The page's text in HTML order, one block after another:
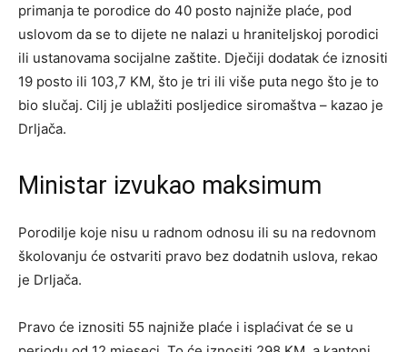
primanja te porodice do 40 posto najniže plaće, pod
uslovom da se to dijete ne nalazi u hraniteljskoj porodici
ili ustanovama socijalne zaštite. Dječiji dodatak će iznositi
19 posto ili 103,7 KM, što je tri ili više puta nego što je to
bio slučaj. Cilj je ublažiti posljedice siromaštva – kazao je
Drljača.
Ministar izvukao maksimum
Porodilje koje nisu u radnom odnosu ili su na redovnom
školovanju će ostvariti pravo bez dodatnih uslova, rekao
je Drljača.
Pravo će iznositi 55 najniže plaće i isplaćivat će se u